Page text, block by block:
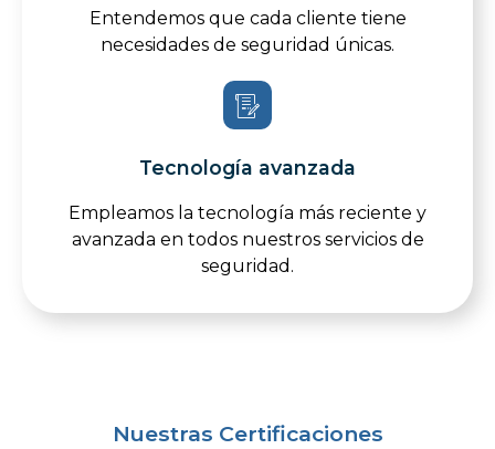
Entendemos que cada cliente tiene
necesidades de seguridad únicas.
Tecnología avanzada
Empleamos la tecnología más reciente y
avanzada en todos nuestros servicios de
seguridad.
Nuestras Certificaciones